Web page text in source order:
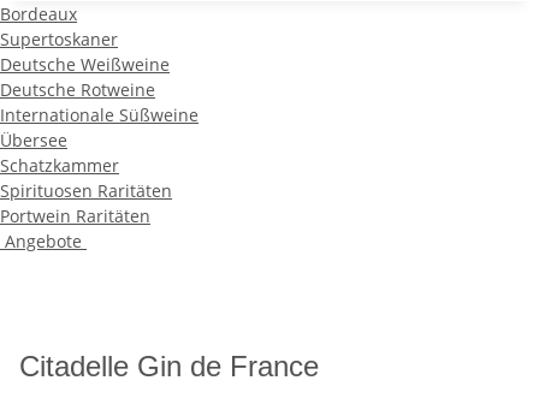
Bordeaux
Supertoskaner
Deutsche Weißweine
Deutsche Rotweine
Internationale Süßweine
Übersee
Schatzkammer
Spirituosen Raritäten
Portwein Raritäten
Angebote
Citadelle Gin de France